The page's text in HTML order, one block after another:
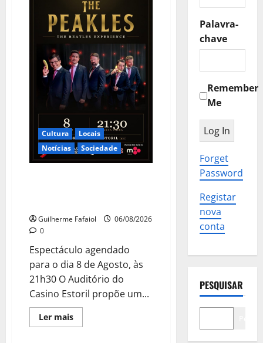
Cultura
Locais
Notícias
Sociedade
Guilherme Fafaiol
06/08/2026
0
Espectáculo agendado
para o dia 8 de Agosto, às
21h30 O Auditório do
Casino Estoril propõe um...
Ler maisLeia
mais
Palavra-
chave
Remember
Me
Forget
Password
Registar
nova
conta
PESQUISAR